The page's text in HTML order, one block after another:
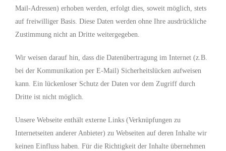
Mail-Adressen) erhoben werden, erfolgt dies, soweit möglich, stets
auf freiwilliger Basis. Diese Daten werden ohne Ihre ausdrückliche
Zustimmung nicht an Dritte weitergegeben.
Wir weisen darauf hin, dass die Datenübertragung im Internet (z.B.
bei der Kommunikation per E-Mail) Sicherheitslücken aufweisen
kann. Ein lückenloser Schutz der Daten vor dem Zugriff durch
Dritte ist nicht möglich.
Unsere Webseite enthält externe Links (Verknüpfungen zu
Internetseiten anderer Anbieter) zu Webseiten auf deren Inhalte wir
keinen Einfluss haben. Für die Richtigkeit der Inhalte übernehmen